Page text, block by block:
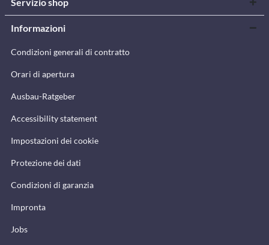
Informazioni
Condizioni generali di contratto
Orari di apertura
Ausbau-Ratgeber
Accessibility statement
Impostazioni dei cookie
Protezione dei dati
Condizioni di garanzia
Impronta
Jobs